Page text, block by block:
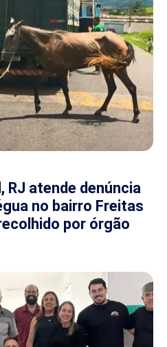
RJ atende denúncia
no bairro Freitas
por órgão